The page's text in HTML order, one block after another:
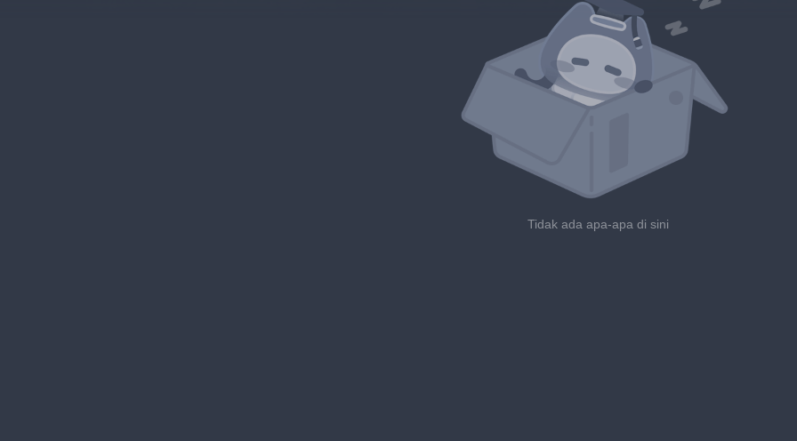
Tidak ada apa-apa di sini